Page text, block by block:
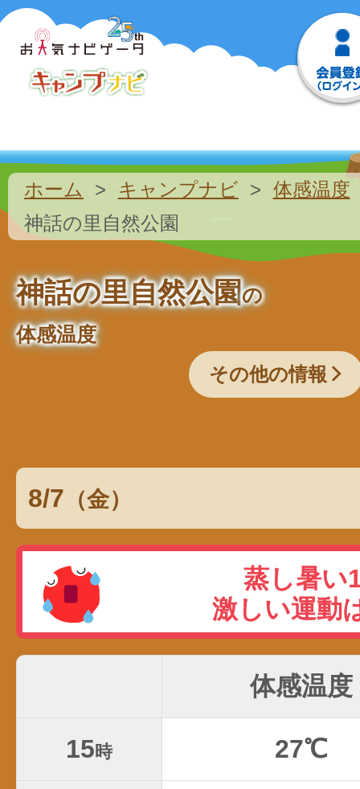
ホーム キャンプナビ
体感温度
神話の里自然公園
神話の里自然公園の
体感温度
その他の情報
8/7 （金）
体感温度
15時 27℃